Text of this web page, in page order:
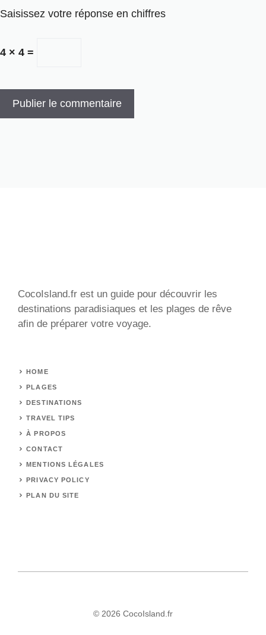
Saisissez votre réponse en chiffres
4 × 4 =
CocoIsland.fr est un guide pour découvrir les
destinations paradisiaques et les plages de rêve
afin de préparer votre voyage.
HOME
PLAGES
DESTINATIONS
TRAVEL TIPS
À PROPOS
CONTACT
MENTIONS LÉGALES
PRIVACY POLICY
PLAN DU SITE
© 2026 CocoIsland.fr